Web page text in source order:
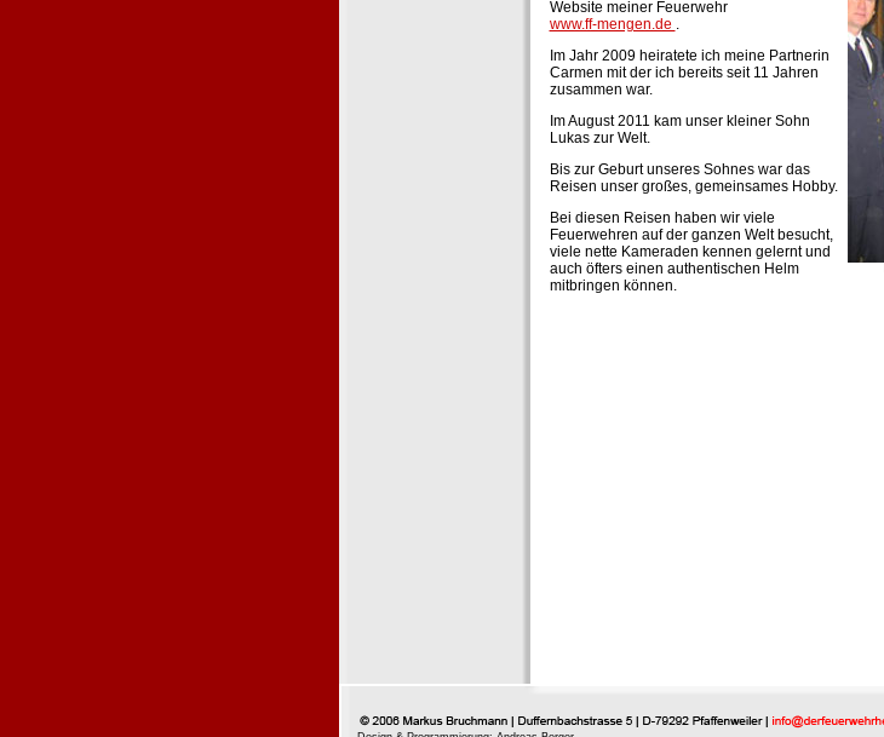
Website meiner Feuerwehr
www.ff-mengen.de .
Im Jahr 2009 heiratete ich meine Partnerin
Carmen mit der ich bereits seit 11 Jahren
zusammen war.
Im August 2011 kam unser kleiner Sohn
Lukas zur Welt.
Bis zur Geburt unseres Sohnes war das
Reisen unser großes, gemeinsames Hobby.
Bei diesen Reisen haben wir viele
Feuerwehren auf der ganzen Welt besucht,
viele nette Kameraden kennen gelernt und
auch öfters einen authentischen Helm
mitbringen können.